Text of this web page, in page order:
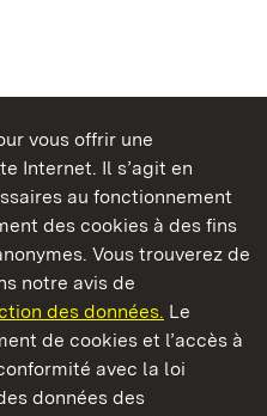
vous offrir une
Internet. Il s’agit en
au fonctionnement
des cookies à des fins
Vous trouverez de
notre avis de
des données. Le
de cookies et l’accès à
avec la loi
données des
Bade-Wurtemberg
Bade-Wurtemberg